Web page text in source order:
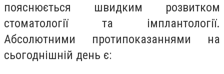
пояснюється швидким розвитком
стоматології та імплантології.
Абсолютними протипоказаннями на
сьогоднішній день є: